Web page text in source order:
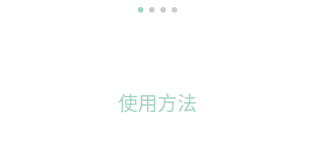
使用方法